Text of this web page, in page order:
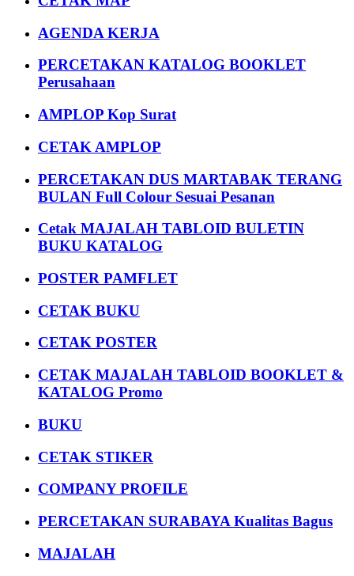
AGENDA KERJA
PERCETAKAN KATALOG BOOKLET
Perusahaan
AMPLOP Kop Surat
CETAK AMPLOP
PERCETAKAN DUS MARTABAK TERANG
BULAN Full Colour Sesuai Pesanan
Cetak MAJALAH TABLOID BULETIN
BUKU KATALOG
POSTER PAMFLET
CETAK BUKU
CETAK POSTER
CETAK MAJALAH TABLOID BOOKLET &
KATALOG Promo
BUKU
CETAK STIKER
COMPANY PROFILE
PERCETAKAN SURABAYA Kualitas Bagus
MAJALAH